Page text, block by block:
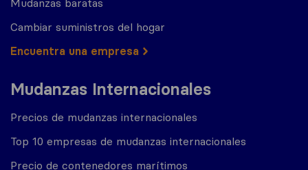
Mudanzas baratas
Cambiar suministros del hogar
Encuentra una empresa
Mudanzas Internacionales
Precios de mudanzas internacionales
Top 10 empresas de mudanzas internacionales
Precio de contenedores marítimos